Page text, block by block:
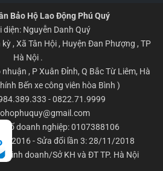
Bảo Hộ Lao Động Phú Quý
diện: Nguyễn Danh Quý
, Xã Tân Hội , Huyện Đan Phượng , TP
Hà Nội .
, P Xuân Đỉnh, Q Bắc Từ Liêm, Hà
Bến xe công viên hòa Bình )
- 0822.71.9999
số doanh nghiệp: 0107388106
2016 - Sửa đổi lần 3: 28/11/2018
kinh doanh/Sở KH và ĐT TP. Hà Nội